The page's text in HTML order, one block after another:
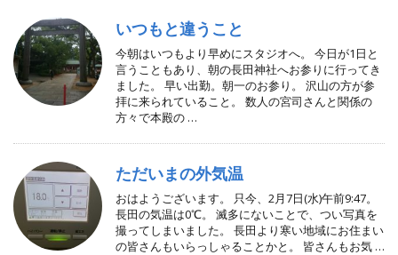
いつもと違うこと
今朝はいつもより早めにスタジオへ。 今日が1日と
言うこともあり、朝の長田神社へお参りに行ってき
ました。 早い出勤。朝一のお参り。 沢山の方が参
拝に来られていること。 数人の宮司さんと関係の
方々で本殿の …
ただいまの外気温
おはようございます。 只今、2月7日(水)午前9:47。
長田の気温は0℃。 滅多にないことで、つい写真を
撮ってしまいました。 長田より寒い地域にお住まい
の皆さんもいらっしゃることかと。 皆さんもお気 …